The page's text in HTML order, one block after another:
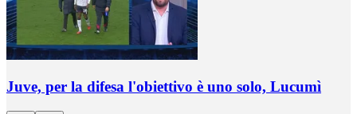
Juve, per la difesa l'obiettivo è uno solo, Lucumì